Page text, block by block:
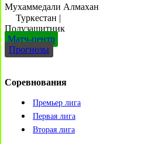
Мухаммедали Алмахан
Туркестан |
Полузащитник
Матч-центр
Прогнозы
Соревнования
Премьер лига
Первая лига
Вторая лига